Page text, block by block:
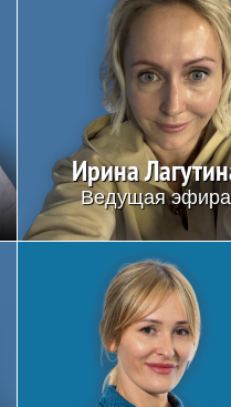
Ирина
Ведущая эфира